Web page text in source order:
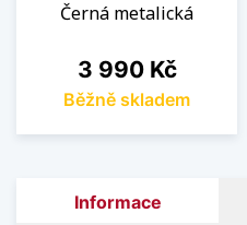
Černá metalická
Cena
3 990 Kč
Běžně skladem
Informace